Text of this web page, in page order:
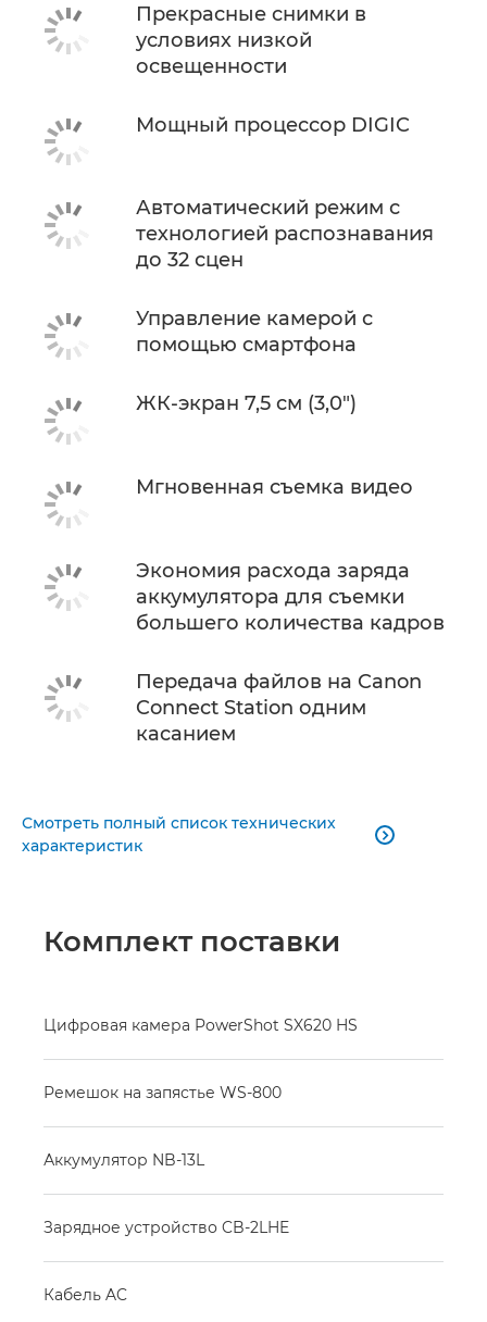
Прекрасные снимки в
условиях низкой
освещенности
Мощный процессор DIGIC
Автоматический режим с
технологией распознавания
до 32 сцен
Управление камерой с
помощью смартфона
ЖК-экран 7,5 см (3,0")
Мгновенная съемка видео
Экономия расхода заряда
аккумулятора для съемки
большего количества кадров
Передача файлов на Canon
Connect Station одним
касанием
Смотреть полный список технических
характеристик

Комплект поставки
Цифровая камера PowerShot SX620 HS
Ремешок на запястье WS-800
Аккумулятор NB-13L
Зарядное устройство CB-2LHE
Кабель AC